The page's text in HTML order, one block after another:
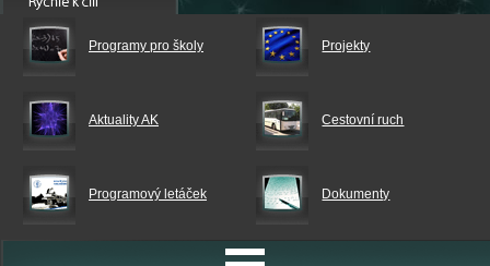
Programy pro školy Projekty
Aktuality AK Cestovní ruch
Programový letáček Dokumenty